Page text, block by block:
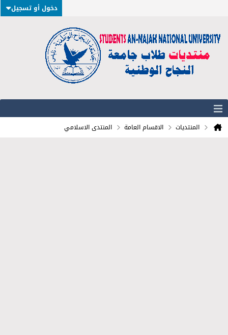
دخول أو تسجيل
المنتديات الاقسام العامة المنتدى الاسلامي